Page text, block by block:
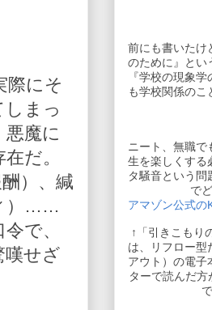
際にそ
まっ
魔に
だ。
）、緘
）……
で、
せざ
前にも書いたけ
のために』とい
『学校の現象
も学校関係のこ
ニート、無職で
生を楽しくする
タ騒音という問
で
アマゾン公式の
↑「引きこもり
は、リフロー型
アウト）の電
ターで読んだ